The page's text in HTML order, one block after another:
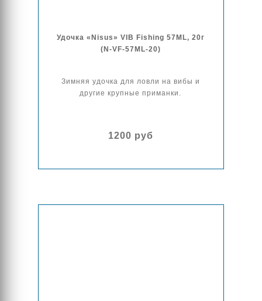
Удочка «Nisus» VIB Fishing 57ML, 20г
(N-VF-57ML-20)
Зимняя удочка для ловли на вибы и
другие крупные приманки.
1200 руб